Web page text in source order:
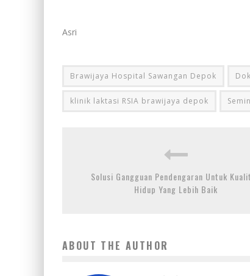
Asri
Brawijaya Hospital Sawangan Depok
klinik laktasi RSIA brawijaya depok
Solusi Gangguan Pendengaran Untuk
Hidup Yang Lebih Baik
ABOUT THE AUTHOR